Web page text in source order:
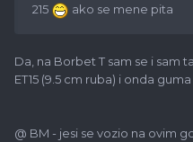
215 ako se mene pita
Da, na Borbet T sam se i sam
ET15 (9.5 cm ruba) i onda
@ BM - jesi se vozio na ovim